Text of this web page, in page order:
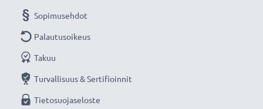
Sopimusehdot
Palautusoikeus
Takuu
Turvallisuus & Sertifioinnit
Tietosuojaseloste